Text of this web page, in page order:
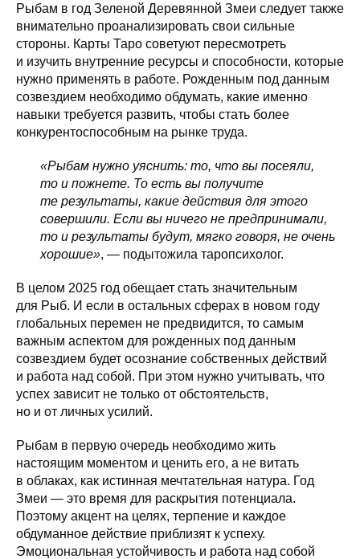
Рыбам в год Зеленой Деревянной Змеи следует также
внимательно проанализировать свои сильные
стороны. Карты Таро советуют пересмотреть
и изучить внутренние ресурсы и способности, которые
нужно применять в работе. Рожденным под данным
созвездием необходимо обдумать, какие именно
навыки требуется развить, чтобы стать более
конкурентоспособным на рынке труда.
«Рыбам нужно уяснить: то, что вы посеяли,
то и пожнете. То есть вы получите
те результаты, какие действия для этого
совершили. Если вы ничего не предпринимали,
то и результаты будут, мягко говоря, не очень
хорошие», — подытожила таропсихолог.
В целом 2025 год обещает стать значительным
для Рыб. И если в остальных сферах в новом году
глобальных перемен не предвидится, то самым
важным аспектом для рожденных под данным
созвездием будет осознание собственных действий
и работа над собой. При этом нужно учитывать, что
успех зависит не только от обстоятельств,
но и от личных усилий.
Рыбам в первую очередь необходимо жить
настоящим моментом и ценить его, а не витать
в облаках, как истинная мечтательная натура. Год
Змеи — это время для раскрытия потенциала.
Поэтому акцент на целях, терпение и каждое
обдуманное действие приблизят к успеху.
Эмоциональная устойчивость и работа над собой